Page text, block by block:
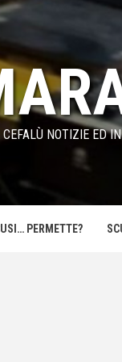
CEFALÙ NOTIZIE ED
PERMETTE?